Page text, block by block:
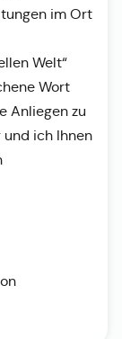
im Ort
Welt“
Wort
Anliegen zu
ich Ihnen